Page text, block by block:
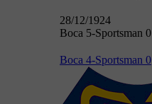
28/12/1924
Boca 5-Sportsman 0
Boca 4-Sportsman 0